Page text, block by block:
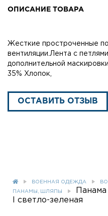
ОПИСАНИЕ ТОВАРА
Жесткие простроченные
вентиляции.Лента с
дополнительной
35% Хлопок,
ОСТАВИТЬ ОТЗЫВ
ВОЕННАЯ ОДЕЖДА
ПАНАМЫ, ШЛЯПЫ
l светло-зеленая